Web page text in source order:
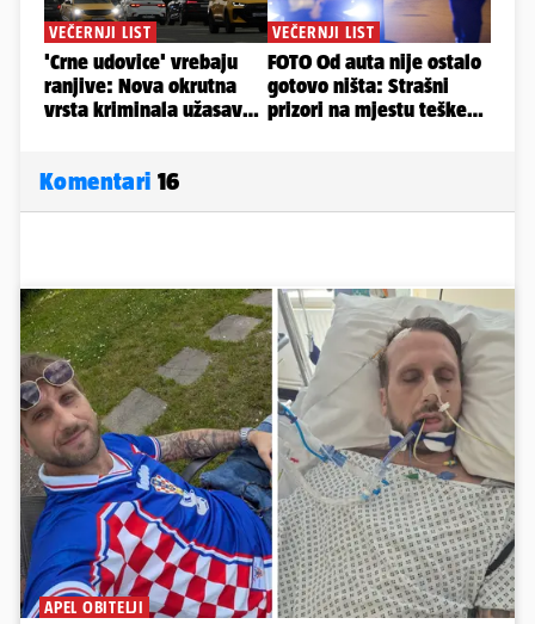
Komentari 16
APEL OBITELJI